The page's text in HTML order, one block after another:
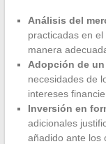
Análisis del
practicadas en
manera
Adopción de
necesidades de
intereses
Inversión en
adicionales
añadido ante los